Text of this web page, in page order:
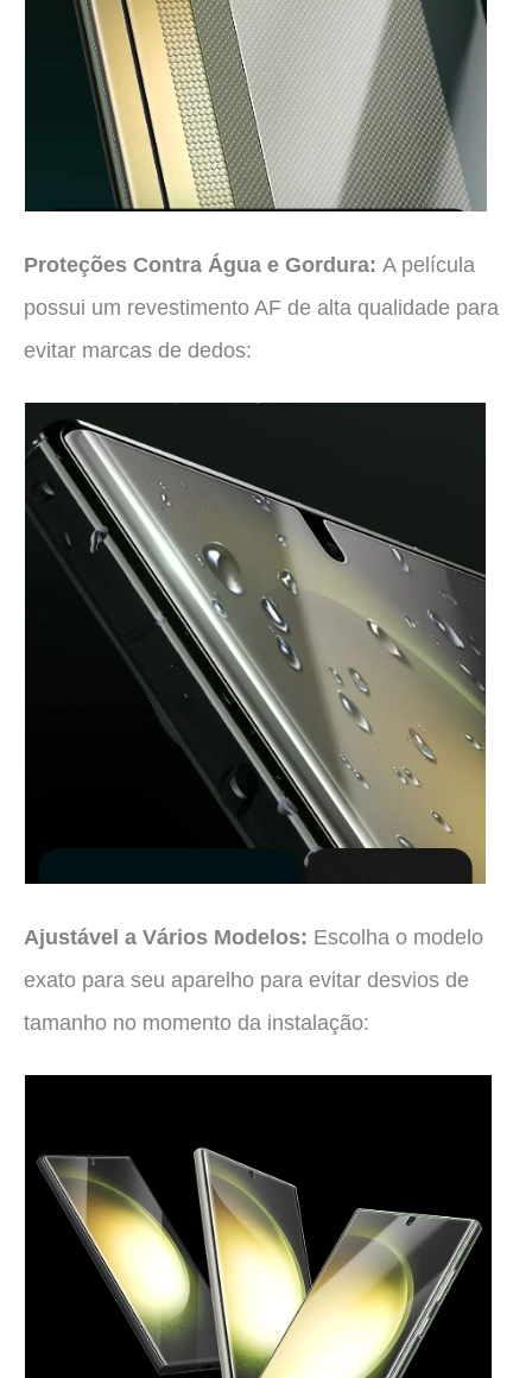
Proteções Contra Água e Gordura: A película
possui um revestimento AF de alta qualidade para
evitar marcas de dedos:
Ajustável a Vários Modelos: Escolha o modelo
exato para seu aparelho para evitar desvios de
tamanho no momento da instalação: